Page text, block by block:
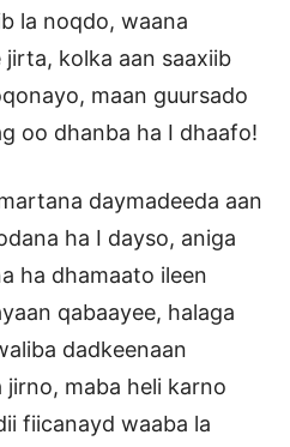
la noqdo, waana
kolka aan saaxiib
maan guursado
oo dhanba ha I dhaafo!
daymadeeda aan
ha I dayso, aniga
ha dhamaato ileen
qabaayee, halaga
dadkeenaan
maba heli karno
fiicanayd waaba la